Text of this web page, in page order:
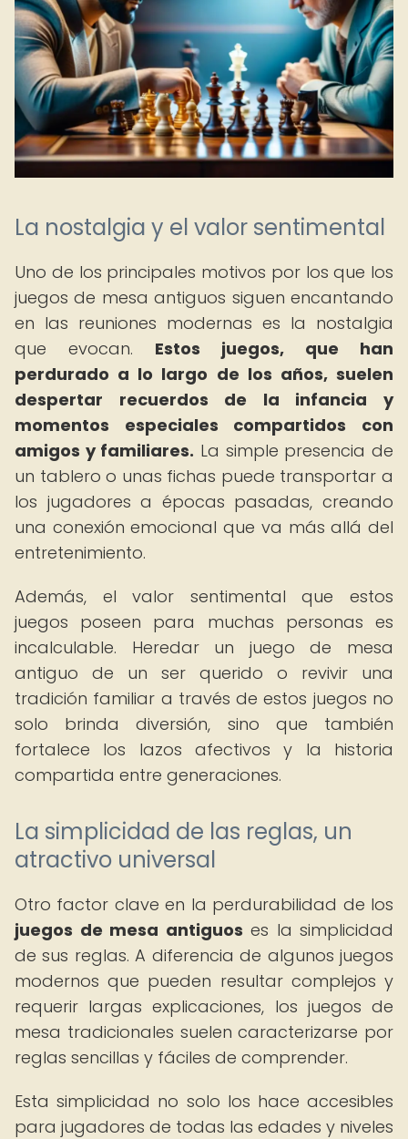
La nostalgia y el valor sentimental
Uno de los principales motivos por los que los
juegos de mesa antiguos siguen encantando
en las reuniones modernas es la nostalgia
que evocan. Estos juegos, que han
perdurado a lo largo de los años, suelen
despertar recuerdos de la infancia y
momentos especiales compartidos con
amigos y familiares. La simple presencia de
un tablero o unas fichas puede transportar a
los jugadores a épocas pasadas, creando
una conexión emocional que va más allá del
entretenimiento.
Además, el valor sentimental que estos
juegos poseen para muchas personas es
incalculable. Heredar un juego de mesa
antiguo de un ser querido o revivir una
tradición familiar a través de estos juegos no
solo brinda diversión, sino que también
fortalece los lazos afectivos y la historia
compartida entre generaciones.
La simplicidad de las reglas, un
atractivo universal
Otro factor clave en la perdurabilidad de los
juegos de mesa antiguos es la simplicidad
de sus reglas. A diferencia de algunos juegos
modernos que pueden resultar complejos y
requerir largas explicaciones, los juegos de
mesa tradicionales suelen caracterizarse por
reglas sencillas y fáciles de comprender.
Esta simplicidad no solo los hace accesibles
para jugadores de todas las edades y niveles